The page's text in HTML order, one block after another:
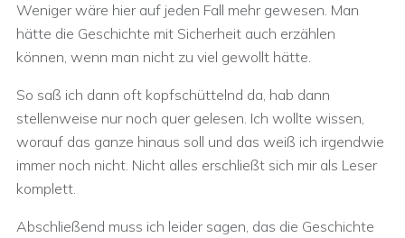
Weniger wäre hier auf jeden Fall mehr gewesen. Man
hätte die Geschichte mit Sicherheit auch erzählen
können, wenn man nicht zu viel gewollt hätte.
So saß ich dann oft kopfschüttelnd da, hab dann
stellenweise nur noch quer gelesen. Ich wollte wissen,
worauf das ganze hinaus soll und das weiß ich irgendwie
immer noch nicht. Nicht alles erschließt sich mir als Leser
komplett.
Abschließend muss ich leider sagen, das die Geschichte